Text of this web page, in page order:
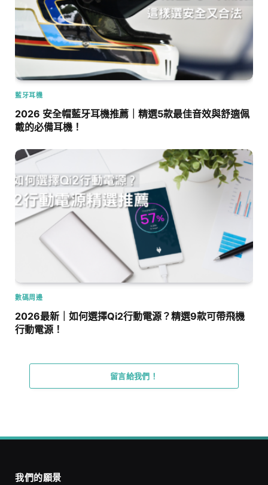
藍牙耳機
2026 安全帽藍牙耳機推薦｜精選5款最佳音效與舒適佩
戴的必備耳機！
數碼周邊
2026最新｜如何選擇Qi2行動電源？精選9款可帶飛機
行動電源！
留言給我們！
我們的願景